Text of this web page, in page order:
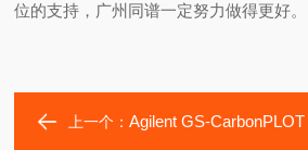
位的支持，广州同谱一定努力做得更好。
上一个：Agilent GS-